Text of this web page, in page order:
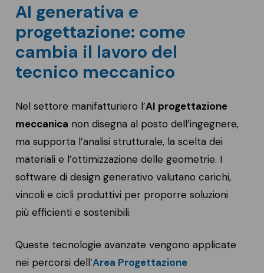
AI generativa e
progettazione: come
cambia il lavoro del
tecnico meccanico
Nel settore manifatturiero l’AI progettazione
meccanica non disegna al posto dell’ingegnere,
ma supporta l’analisi strutturale, la scelta dei
materiali e l’ottimizzazione delle geometrie. I
software di design generativo valutano carichi,
vincoli e cicli produttivi per proporre soluzioni
più efficienti e sostenibili.
Queste tecnologie avanzate vengono applicate
nei percorsi dell’Area Progettazione